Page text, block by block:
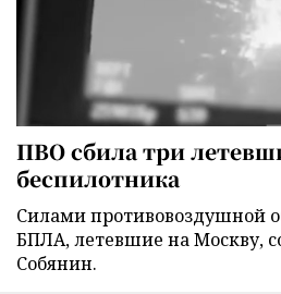
ПВО сбила три
беспилотника
Силами противовоздушной
БПЛА, летевшие на Москву,
Собянин.